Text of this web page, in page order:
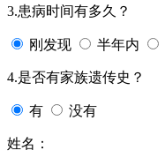
3.患病时间有多久？
刚发现 半年内
4.是否有家族遗传史？
有 没有
姓名：